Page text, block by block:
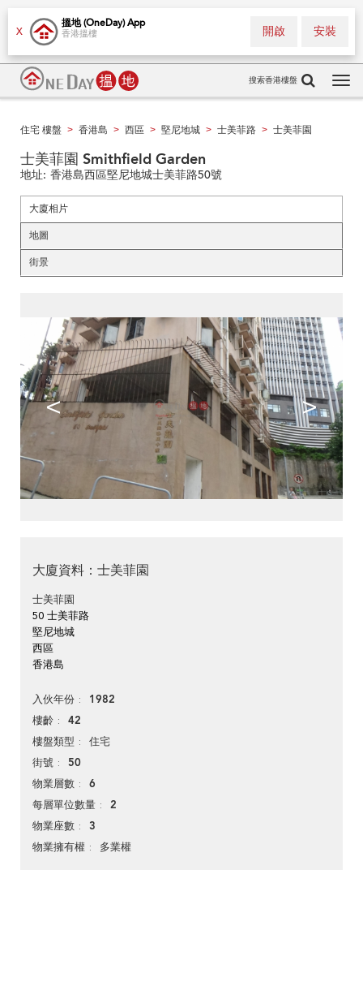
X
搵地 (OneDay) App
香港搵樓 安裝
開啟
搜索香港樓盤
住宅 樓盤 > 香港島 > 西區 > 堅尼地城 > 士美菲路 > 士美菲園
士美菲園 Smithfield Garden
地址: 香港島西區堅尼地城士美菲路50號
大廈相片
地圖
街景
< >
大廈資料：士美菲園
士美菲園
50 士美菲路
堅尼地城
西區
香港島
入伙年份 1982
樓齡 42
樓盤類型 住宅
街號 50
物業層數 6
每層單位數量 2
物業座數 3
物業擁有權 多業權